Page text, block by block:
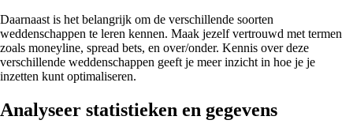
Daarnaast is het belangrijk om de verschillende soorten
weddenschappen te leren kennen. Maak jezelf vertrouwd met termen
zoals moneyline, spread bets, en over/onder. Kennis over deze
verschillende weddenschappen geeft je meer inzicht in hoe je je
inzetten kunt optimaliseren.
Analyseer statistieken en gegevens